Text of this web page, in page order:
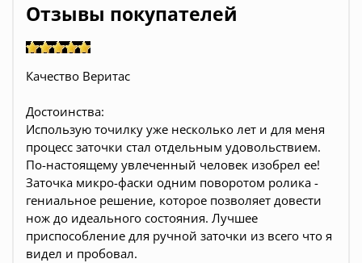
Отзывы покупателей
Качество Веритас
Достоинства:
Использую точилку уже несколько лет и для меня
процесс заточки стал отдельным удовольствием.
По-настоящему увлеченный человек изобрел ее!
Заточка микро-фаски одним поворотом ролика -
гениальное решение, которое позволяет довести
нож до идеального состояния. Лучшее
приспособление для ручной заточки из всего что я
видел и пробовал.